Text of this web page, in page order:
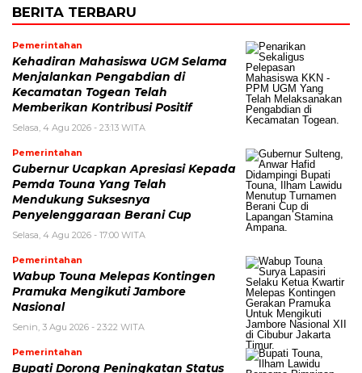
BERITA TERBARU
Pemerintahan
Kehadiran Mahasiswa UGM Selama
Menjalankan Pengabdian di
Kecamatan Togean Telah
Memberikan Kontribusi Positif
Selasa, 4 Agu 2026 - 23:13 WITA
Pemerintahan
Gubernur Ucapkan Apresiasi Kepada
Pemda Touna Yang Telah
Mendukung Suksesnya
Penyelenggaraan Berani Cup
Selasa, 4 Agu 2026 - 17:00 WITA
Pemerintahan
Wabup Touna Melepas Kontingen
Pramuka Mengikuti Jambore
Nasional
Senin, 3 Agu 2026 - 23:22 WITA
Pemerintahan
Bupati Dorong Peningkatan Status